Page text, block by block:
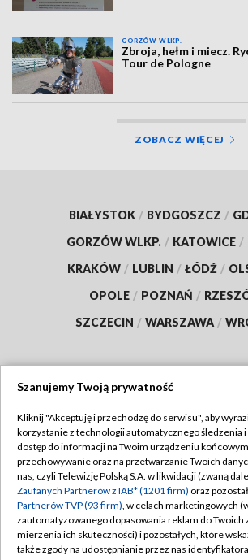
GORZÓW WLKP.
Zbroja, hełm i miecz.
Tour de Pologne
ZOBACZ WIĘCEJ
BIAŁYSTOK / BYDGOSZCZ /
GORZÓW WLKP. / KATOWICE /
KRAKÓW / LUBLIN / ŁÓDŹ /
OPOLE / POZNAŃ /
SZCZECIN / WARSZAWA /
TVP
Abonament TVP
Emisja w TVP
Centrum informacji TVP
Naziemna Telewizja Cyfrowa
Regulamin TVP
Polityka prywatności
Moje zgody
Pomoc
Szanujemy Twoją prywatność
Kliknij "Akceptuję i przechodzę do serwisu", aby
korzystanie z technologii automatycznego śledzenia i
dostęp do informacji na Twoim urządzeniu
przechowywanie oraz na przetwarzanie Twoich
nas, czyli Telewizję Polską S.A. w likwidacji (zwaną
Zaufanych Partnerów z IAB* (1201 firm) oraz
Partnerów TVP (93 firm), w celach marketingowych
zautomatyzowanego dopasowania reklam do Twoich
mierzenia ich skuteczności) i pozostałych, które
także zgody na udostępnianie przez nas